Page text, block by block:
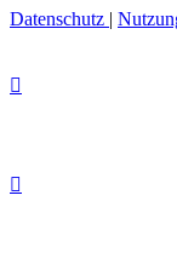
Datenschutz |